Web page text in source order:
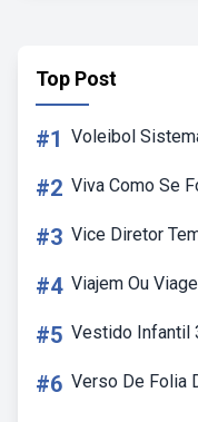
Top Post
#1 Voleibol
#2 Viva Como Se
#3 Vice Diretor
#4 Viajem Ou
#5 Vestido Infantil
#6 Verso De Folia